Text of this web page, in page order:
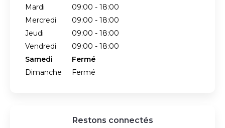
Mardi
09:00 - 18:00
Mercredi
09:00 - 18:00
Jeudi
09:00 - 18:00
Vendredi
09:00 - 18:00
Samedi
Fermé
Dimanche
Fermé
Restons connectés